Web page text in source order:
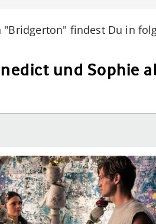
findest Du in
und Sophie